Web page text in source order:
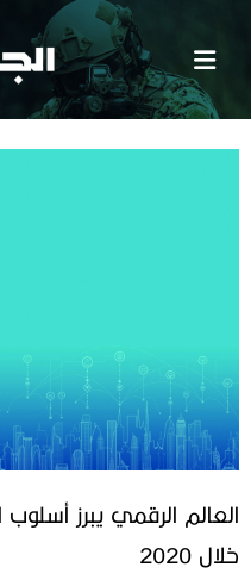
العالم الرقمي يبرز أسلوب
خلال 2020